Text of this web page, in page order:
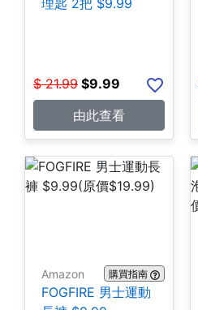
理匙 2把 $9.99
$ 21.99 $9.99
由此查看
Amazon 購買指南
FOGFIRE 男士運動